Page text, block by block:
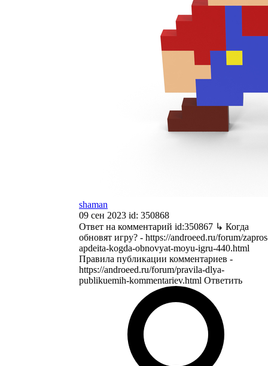
shaman
09 сен 2023 id: 350868
Ответ на комментарий id:350867 ↳ Когда
обновят игру? - https://androeed.ru/forum/
apdeita-kogda-obnovyat-moyu-igru-440.html
Правила публикации комментариев -
https://androeed.ru/forum/pravila-dlya-
publikuemih-kommentariev.html Ответить